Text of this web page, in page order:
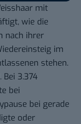
mit
wie die
nach ihrer
im
stehen.
3.374
bei
bei gerade
oder